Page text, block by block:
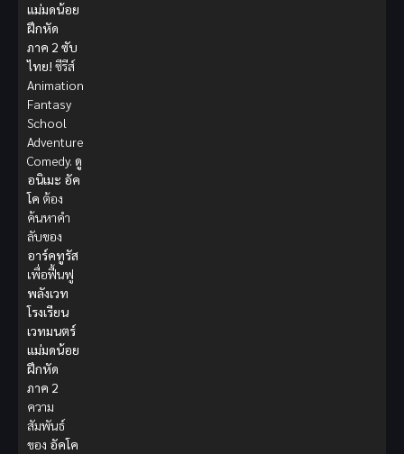
แม่มดน้อย
ฝึกหัด
ภาค 2 ซับ
ไทย! ซีรีส์
Animation
Fantasy
School
Adventure
Comedy. ดู
อนิเมะ อัค
โค ต้อง
ค้นหาคำ
ลับของ
อาร์คทูรัส
เพื่อฟื้นฟู
พลังเวท
โรงเรียน
เวทมนตร์
แม่มดน้อย
ฝึกหัด
ภาค 2
ความ
สัมพันธ์
ของ อัคโค